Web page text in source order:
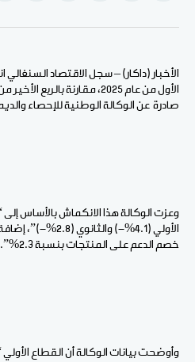
الفيسبوكPinterest
لينكد
صادرة عن الوكالة الوطنية للإحصاء
وعزت الوكالة هذا الانكماش بالأساس
الأولي (4.1%-)
خصم الدعم على المنتجات بنسبة 2.3%”.
وأوضحت بيانات الوكالة أن القطاع